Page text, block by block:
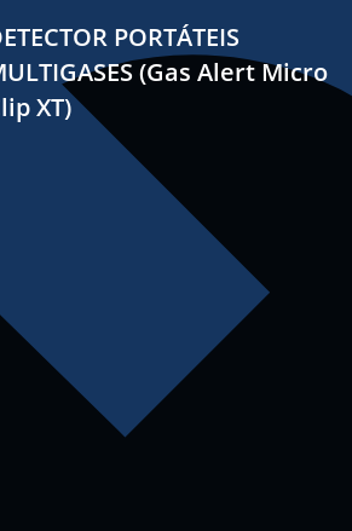
PORTÁTEIS
(Gas Alert Micro
XT)